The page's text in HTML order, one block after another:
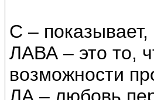
С –
ЛАВА – это то,
возможности